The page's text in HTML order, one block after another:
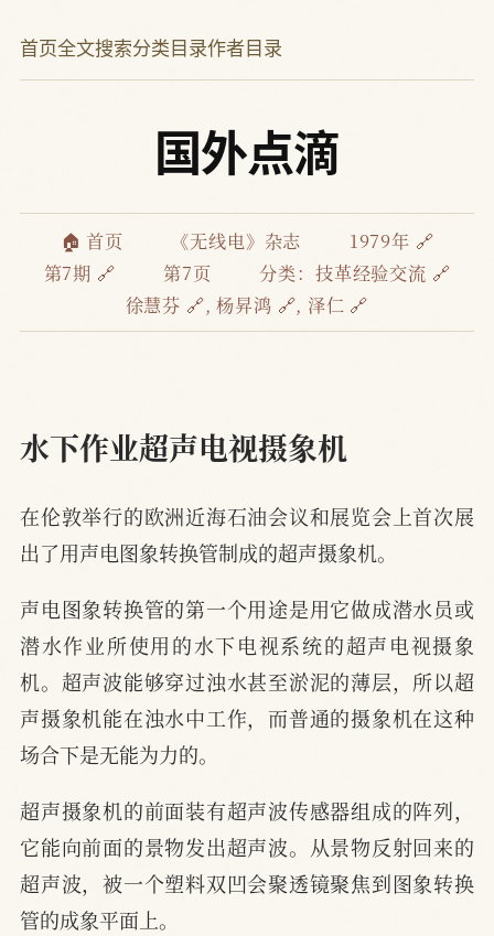
首页全文搜索分类目录作者目录
国外点滴
🏠 首页 《无线电》杂志
1979年 🔗
第7期 🔗
第7页 分类： 技革经验交流 🔗
徐慧芬 🔗,杨昇鸿 🔗, 泽仁 🔗
水下作业超声电视摄象机
在伦敦举行的欧洲近海石油会议和展览会上首次展
出了用声电图象转换管制成的超声摄象机。
声电图象转换管的第一个用途是用它做成潜水员或
潜水作业所使用的水下电视系统的超声电视摄象
机。超声波能够穿过浊水甚至淤泥的薄层，所以超
声摄象机能在浊水中工作，而普通的摄象机在这种
场合下是无能为力的。
超声摄象机的前面装有超声波传感器组成的阵列，
它能向前面的景物发出超声波。从景物反射回来的
超声波，被一个塑料双凹会聚透镜聚焦到图象转换
管的成象平面上。